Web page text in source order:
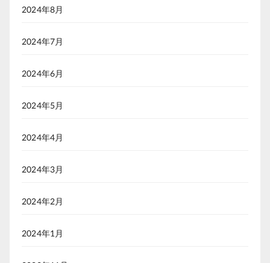
2024年8月
2024年7月
2024年6月
2024年5月
2024年4月
2024年3月
2024年2月
2024年1月